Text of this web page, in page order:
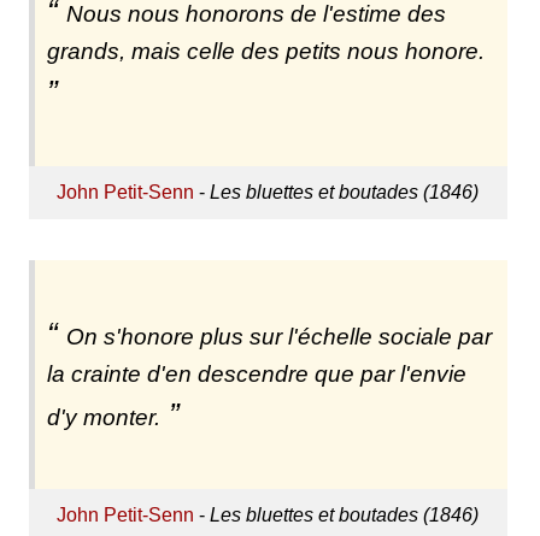
Nous nous honorons de l'estime des
grands, mais celle des petits nous honore.
John Petit-Senn -Les bluettes et boutades (1846)
On s'honore plus sur l'échelle sociale par
la crainte d'en descendre que par l'envie
d'y monter.
John Petit-Senn -Les bluettes et boutades (1846)